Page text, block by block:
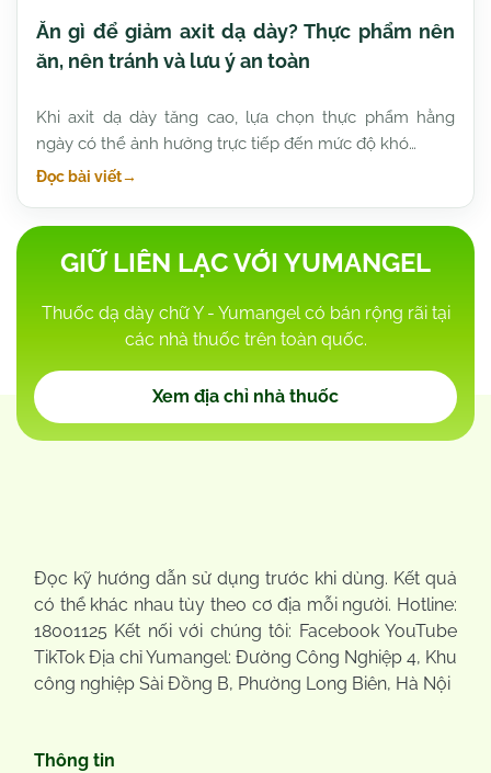
Ăn gì để giảm axit dạ dày? Thực phẩm nên
ăn, nên tránh và lưu ý an toàn
Khi axit dạ dày tăng cao, lựa chọn thực phẩm hằng
ngày có thể ảnh hưởng trực tiếp đến mức độ khó…
Đọc bài viết→
GIỮ LIÊN LẠC VỚI YUMANGEL
Thuốc dạ dày chữ Y - Yumangel có bán rộng rãi tại
các nhà thuốc trên toàn quốc.
Xem địa chỉ nhà thuốc
Đọc kỹ hướng dẫn sử dụng trước khi dùng. Kết quả
có thể khác nhau tùy theo cơ địa mỗi người. Hotline:
18001125 Kết nối với chúng tôi: Facebook YouTube
TikTok Địa chỉ Yumangel: Đường Công Nghiệp 4, Khu
công nghiệp Sài Đồng B, Phường Long Biên, Hà Nội
Thông tin